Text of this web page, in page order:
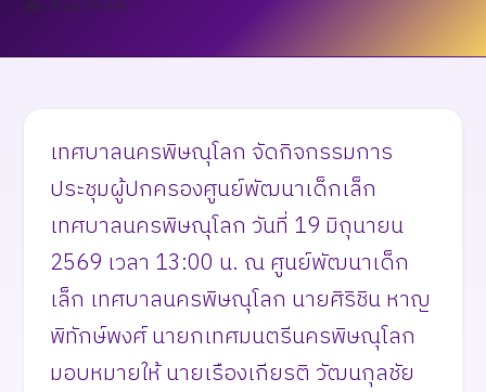
เข้าชม 19 ครั้ง
เทศบาลนครพิษณุโลก จัดกิจกรรมการ
ประชุมผู้ปกครองศูนย์พัฒนาเด็กเล็ก
เทศบาลนครพิษณุโลก วันที่ 19 มิถุนายน
2569 เวลา 13:00 น. ณ ศูนย์พัฒนาเด็ก
เล็ก เทศบาลนครพิษณุโลก นายศิริชิน หาญ
พิทักษ์พงศ์ นายกเทศมนตรีนครพิษณุโลก
มอบหมายให้ นายเรืองเกียรติ วัฒนกุลชัย